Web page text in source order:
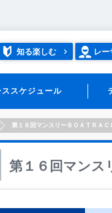
知る楽しむ レー
ススケジュール
第１６回マンスリーＢＯＡＴＲＡＣ
第１６回マンス